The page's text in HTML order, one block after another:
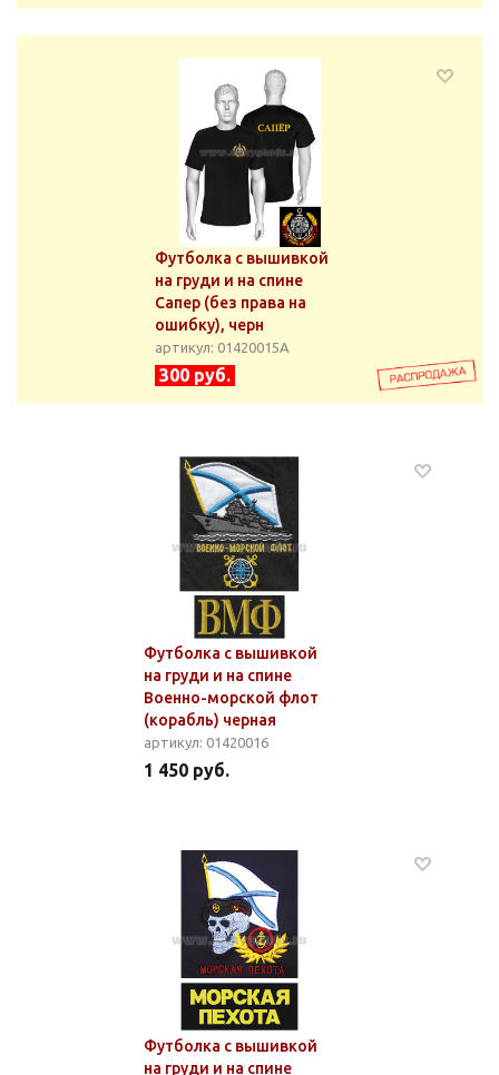
Футболка с вышивкой
на груди и на спине
Сапер (без права на
ошибку), черн
артикул: 01420015А
300 руб.
Футболка с вышивкой
на груди и на спине
Военно-морской флот
(корабль) черная
артикул: 01420016
1 450 руб.
Футболка с вышивкой
на груди и на спине